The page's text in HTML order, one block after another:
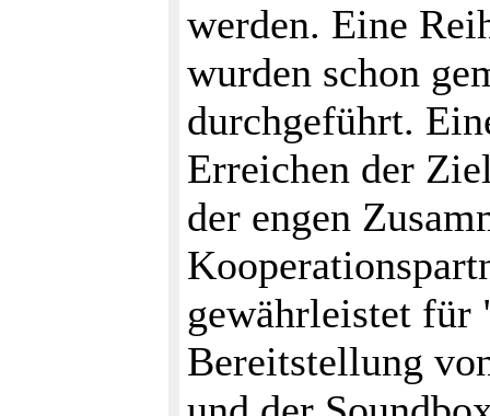
werden. Eine
wurden schon
durchgeführt.
Erreichen der
der engen
gewährleistet für
Bereitstellung